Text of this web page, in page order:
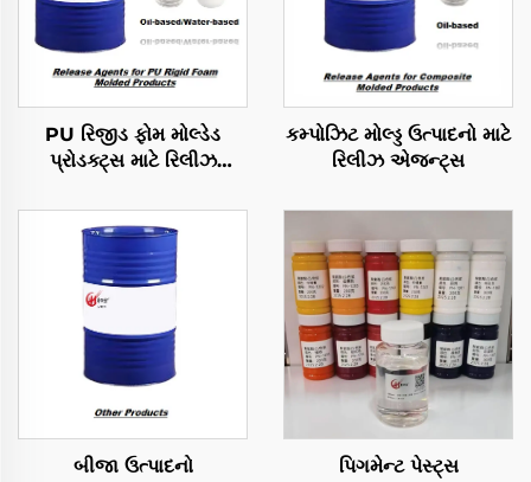
PU રિજીડ ફોમ મોલ્ડેડ
પ્રોડક્ટ્સ માટે રિલીઝ
કમ્પોઝિટ મોલ્ડ્ડ ઉત્પાદનો માટે
રિલીઝ એજન્ટ્સ
બીજા ઉત્પાદનો પિગમેન્ટ પેસ્ટ્સ